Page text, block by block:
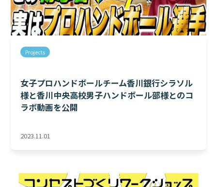
Projects
女子プロハンドボールチーム香川銀行シラソル
様と香川中央高校男子ハンドボール部様とのコ
ラボ動画を公開
2023.11.01